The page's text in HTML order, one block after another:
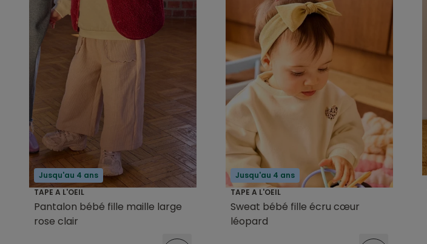
Jusqu'au 4 ans
TAPE A L'OEIL
Pantalon bébé fille maille large
rose clair
Jusqu'au 4 ans
TAPE A L'OEIL
Sweat bébé fille écru cœur
léopard